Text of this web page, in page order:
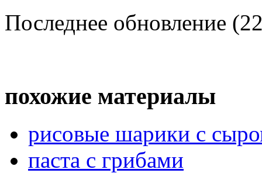
Последнее обновление
похожие материалы
рисовые шарики с
паста с грибами